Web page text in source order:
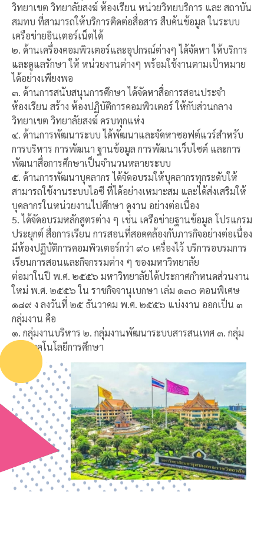
วิทยาเขต วิทยาลัยสงฆ์ ห้องเรียน หน่วยวิทยบริการ และ สถาบัน
สมทบ ที่สามารถให้บริการติดต่อสื่อสาร สืบค้นข้อมูล ในระบบ
เครือข่ายอินเตอร์เน็ตได้
๒. ด้านเครื่องคอมพิวเตอร์และอุปกรณ์ต่างๆ ได้จัดหา ให้บริการ
และดูแลรักษา ให้ หน่วยงานต่างๆ พร้อมใช้งานตามเป้าหมาย
ได้อย่างเพียงพอ
๓. ด้านการสนับสนุนการศึกษา ได้จัดหาสื่อการสอนประจํา
ห้องเรียน สร้าง ห้องปฏิบัติการคอมพิวเตอร์ ให้กับส่วนกลาง
วิทยาเขต วิทยาลัยสงฆ์ ครบทุกแห่ง
๔. ด้านการพัฒนาระบบ ได้พัฒนาและจัดหาซอฟต์แวร์สําหรับ
การบริหาร การพัฒนา ฐานข้อมูล การพัฒนาเว็บไซต์ และการ
พัฒนาสื่อการศึกษาเป็นจํานวนหลายระบบ
๕. ด้านการพัฒนาบุคลากร ได้จัดอบรมให้บุคลากรทุกระดับให้
สามารถใช้งานระบบไอซี ที่ได้อย่างเหมาะสม และได้ส่งเสริมให้
บุคลากรในหน่วยงานไปศึกษา ดูงาน อย่างต่อเนื่อง
5. ได้จัดอบรมหลักสูตรต่าง ๆ เช่น เครือข่ายฐานข้อมูล โปรแกรม
ประยุกต์ สื่อการเรียน การสอนที่สอดคล้องกับภารกิจอย่างต่อเนื่อง
มีห้องปฏิบัติการคอมพิวเตอร์กว่า ๙๐ เครื่องไว้ บริการอบรมการ
เรียนการสอนและกิจกรรมต่าง ๆ ของมหาวิทยาลัย
ต่อมาในปี พ.ศ. ๒๕๕๖ มหาวิทยาลัยได้ประกาศกําหนดส่วนงาน
ใหม่ พ.ศ. ๒๕๕๖ ใน ราชกิจจานุเบกษา เล่ม ๑๓๐ ตอนพิเศษ
๑๘๙ ง ลงวันที่ ๒๕ ธันวาคม พ.ศ. ๒๕๕๖ แบ่งงาน ออกเป็น ๓
กลุ่มงาน คือ
๑. กลุ่มงานบริหาร ๒. กลุ่มงานพัฒนาระบบสารสนเทศ ๓. กลุ่ม
งานเทคโนโลยีการศึกษา